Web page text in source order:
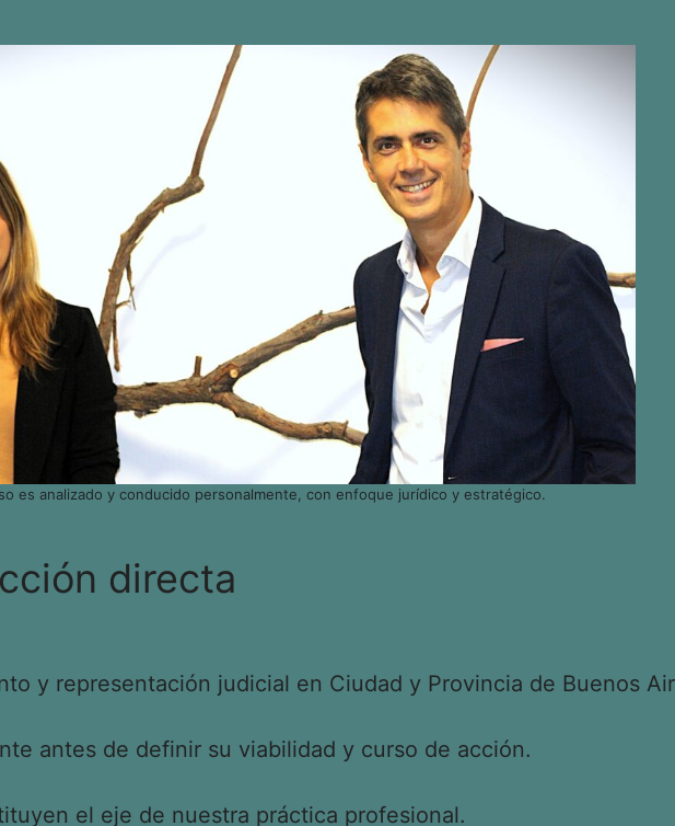
es analizado y conducido personalmente, con enfoque jurídico y estratégico.
directa
y representación judicial en Ciudad y Provincia de Buenos
antes de definir su viabilidad y curso de acción.
el eje de nuestra práctica profesional.